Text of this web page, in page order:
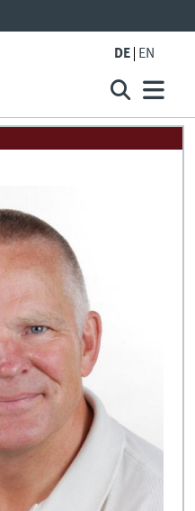
DE EN